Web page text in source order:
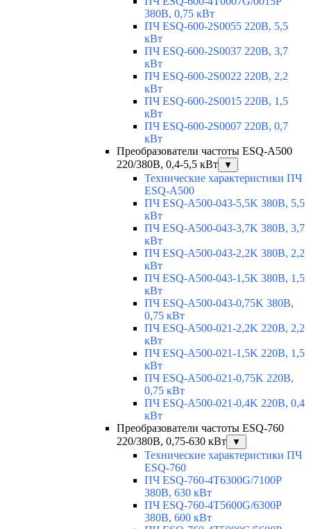
380В, 0,75 кВт
ПЧ ESQ-600-2S0055 220В, 5,5
кВт
ПЧ ESQ-600-2S0037 220В, 3,7
кВт
ПЧ ESQ-600-2S0022 220В, 2,2
кВт
ПЧ ESQ-600-2S0015 220В, 1,5
кВт
ПЧ ESQ-600-2S0007 220В, 0,7
кВт
Преобразователи частоты ESQ-A500
220/380В, 0,4-5,5 кВт
▼
Технические характеристики ПЧ
ESQ-A500
ПЧ ESQ-A500-043-5,5K 380В, 5,5
кВт
ПЧ ESQ-A500-043-3,7K 380В, 3,7
кВт
ПЧ ESQ-A500-043-2,2K 380В, 2,2
кВт
ПЧ ESQ-A500-043-1,5K 380В, 1,5
кВт
ПЧ ESQ-A500-043-0,75K 380В,
0,75 кВт
ПЧ ESQ-A500-021-2,2K 220В, 2,2
кВт
ПЧ ESQ-A500-021-1,5K 220В, 1,5
кВт
ПЧ ESQ-A500-021-0,75K 220В,
0,75 кВт
ПЧ ESQ-A500-021-0,4K 220В, 0,4
кВт
Преобразователи частоты ESQ-760
220/380В, 0,75-630 кВт
▼
Технические характеристики ПЧ
ESQ-760
ПЧ ESQ-760-4T6300G/7100P
380В, 630 кВт
ПЧ ESQ-760-4T5600G/6300P
380В, 600 кВт